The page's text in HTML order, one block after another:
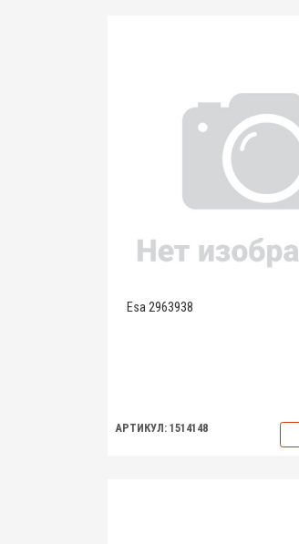
Esa 2963938
АРТИКУЛ: 1514148